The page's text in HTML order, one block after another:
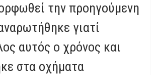
την προηγούμενη
γιατί
αυτός ο χρόνος και
στα οχήματα